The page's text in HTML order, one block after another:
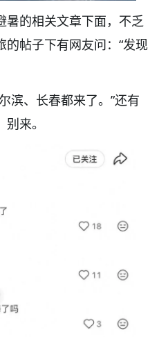
暑的相关文章下面，不乏
帖子下有网友问：“发现
滨、长春都来了。”还有
来。